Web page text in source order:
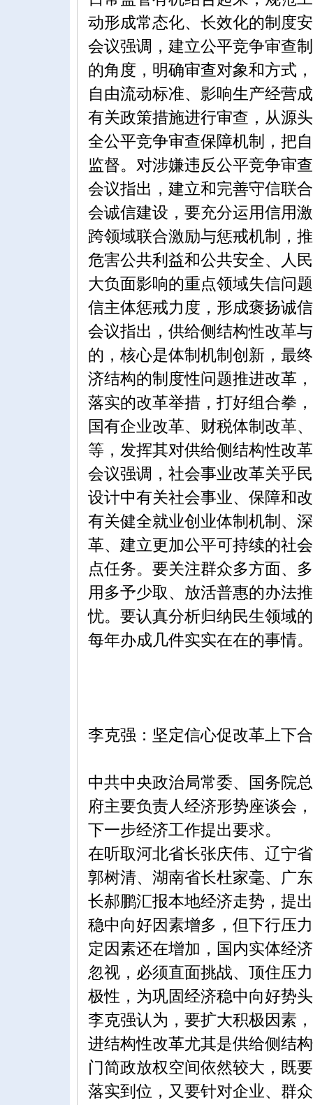
动形成常态化、长效化的制度
会议强调，建立公平竞争审查
的角度，明确审查对象和方式
自由流动标准、影响生产经营
有关政策措施进行审查，从源
全公平竞争审查保障机制，把
监督。对涉嫌违反公平竞争审
会议指出，建立和完善守信联
会诚信建设，要充分运用信用
跨领域联合激励与惩戒机制，
危害公共利益和公共安全、人
大负面影响的重点领域失信问
信主体惩戒力度，形成褒扬诚
会议指出，供给侧结构性改革
的，核心是体制机制创新，最
济结构的制度性问题推进改革
落实的改革举措，打好组合拳
国有企业改革、财税体制改革
等，发挥其对供给侧结构性改
会议强调，社会事业改革关乎
设计中有关社会事业、保障和
有关健全就业创业体制机制、
革、建立更加公平可持续的社
点任务。要关注群众多方面、
用多予少取、放活普惠的办法
忧。要认真分析归纳民生领域
每年办成几件实实在在的事情。
李克强：坚定信心促改革上下
中共中央政治局常委、国务院
府主要负责人经济形势座谈会
下一步经济工作提出要求。
在听取河北省长张庆伟、辽宁
郭树清、湖南省长杜家毫、广
长郝鹏汇报本地经济走势，提
稳中向好因素增多，但下行压
定因素还在增加，国内实体经
忽视，必须直面挑战、顶住压
极性，为巩固经济稳中向好势
李克强认为，要扩大积极因素
进结构性改革尤其是供给侧结
门简政放权空间依然较大，既
落实到位，又要针对企业、群